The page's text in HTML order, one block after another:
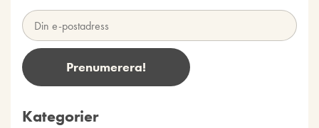
Kategorier